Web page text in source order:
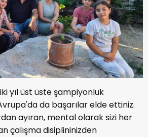
yıl üst üste şampiyonluk
da başarılar elde ettiniz.
ayıran, mental olarak sizi her
çalışma disiplininizden